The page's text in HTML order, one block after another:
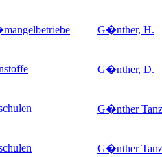
G�nther, H.
G�nther, D.
G�nther
G�nther